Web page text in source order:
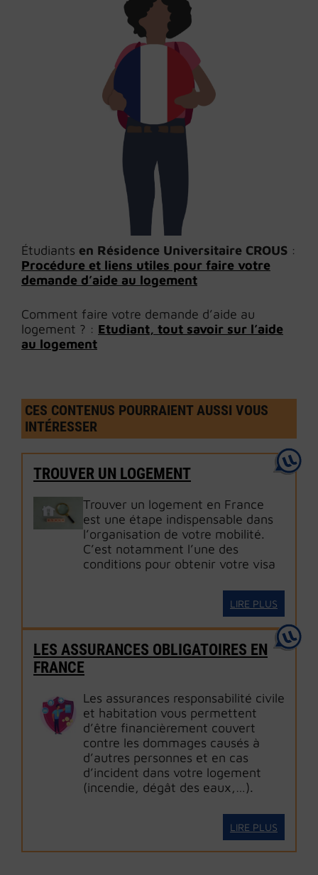
Étudiants en Résidence Universitaire CROUS :
Procédure et liens utiles pour faire votre
demande d’aide au logement
Comment faire votre demande d’aide au
logement ? : Etudiant, tout savoir sur l’aide
au logement
CES CONTENUS POURRAIENT AUSSI VOUS
INTÉRESSER
TROUVER UN LOGEMENT
Trouver un logement en France
est une étape indispensable dans
l’organisation de votre mobilité.
C’est notamment l’une des
conditions pour obtenir votre visa
LIRE PLUS
LES ASSURANCES OBLIGATOIRES EN
FRANCE
Les assurances responsabilité civile
et habitation vous permettent
d’être financièrement couvert
contre les dommages causés à
d’autres personnes et en cas
d’incident dans votre logement
(incendie, dégât des eaux,…).
LIRE PLUS